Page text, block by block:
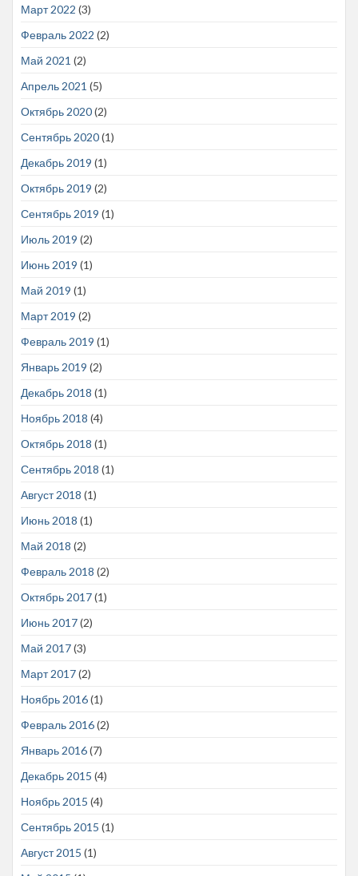
Март 2022 (3)
Февраль 2022 (2)
Май 2021 (2)
Апрель 2021 (5)
Октябрь 2020(2)
Сентябрь 2020(1)
Декабрь 2019 (1)
Октябрь 2019 (2)
Сентябрь 2019 (1)
Июль 2019 (2)
Июнь 2019 (1)
Май 2019 (1)
Март 2019 (2)
Февраль 2019 (1)
Январь 2019 (2)
Декабрь 2018 (1)
Ноябрь 2018 (4)
Октябрь 2018 (1)
Сентябрь 2018 (1)
Август 2018 (1)
Июнь 2018 (1)
Май 2018 (2)
Февраль 2018 (2)
Октябрь 2017(1)
Июнь 2017(2)
Май 2017(3)
Март 2017(2)
Ноябрь 2016(1)
Февраль 2016(2)
Январь 2016(7)
Декабрь 2015 (4)
Ноябрь 2015 (4)
Сентябрь 2015 (1)
Август 2015 (1)